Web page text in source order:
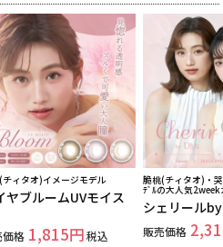
チィタオ)イメージモデル
ヤブルームUVモイス
価格 1,815 税込
脆桃(チィタオ)・
ﾃﾞﾙの大人気2week
シェリール
販売価格